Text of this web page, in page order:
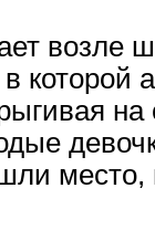
возле
место,